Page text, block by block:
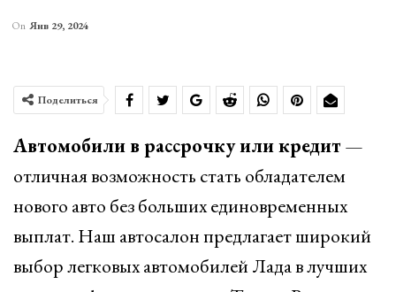
On Янв 29, 2024
Поделиться
Автомобили в рассрочку или кредит —
отличная возможность стать обладателем
нового авто без больших единовременных
выплат. Наш автосалон предлагает широкий
выбор легковых автомобилей Лада в лучших